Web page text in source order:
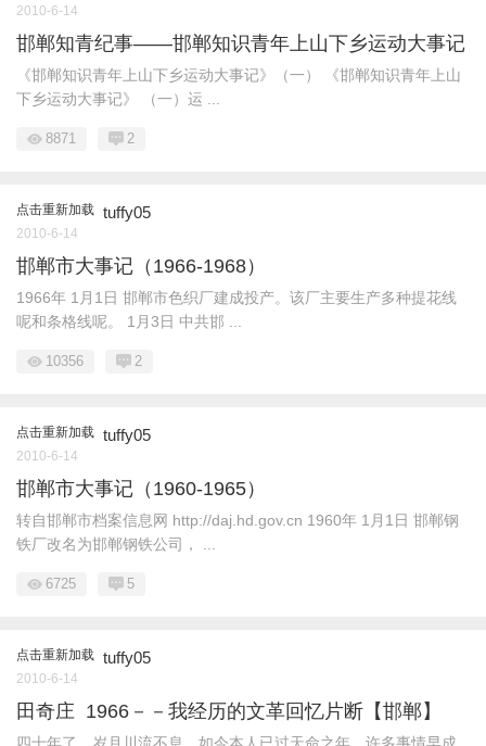
2010-6-14
邯郸知青纪事——邯郸知识青年上山下乡运动大事记
《邯郸知识青年上山下乡运动大事记》（一） 《邯郸知识青年上山
下乡运动大事记》 （一）运 ...
8871 2
点击重新加载 tuffy05
2010-6-14
邯郸市大事记（1966-1968）
1966年 1月1日 邯郸市色织厂建成投产。该厂主要生产多种提花线
呢和条格线呢。 1月3日 中共邯 ...
10356 2
点击重新加载 tuffy05
2010-6-14
邯郸市大事记（1960-1965）
转自邯郸市档案信息网 http://daj.hd.gov.cn 1960年 1月1日 邯郸钢
铁厂改名为邯郸钢铁公司， ...
6725 5
点击重新加载 tuffy05
2010-6-14
田奇庄 1966－－我经历的文革回忆片断【邯郸】